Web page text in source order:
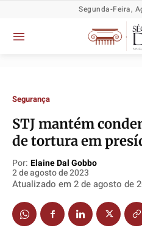
Política
Socioeconômicas
TV Século
Justiça
Política
Socioeconômicas
TV Século
Justiça
Política
Socioeconômicas
TV Século
Justiça
Política
Socioeconômicas
TV Século
Justiça
Segunda-Feira,
Segurança
STJ mantém
de tortura em
Por: Elaine Dal Gobbo
2 de agosto de 2023
Atualizado em 2 de agosto de